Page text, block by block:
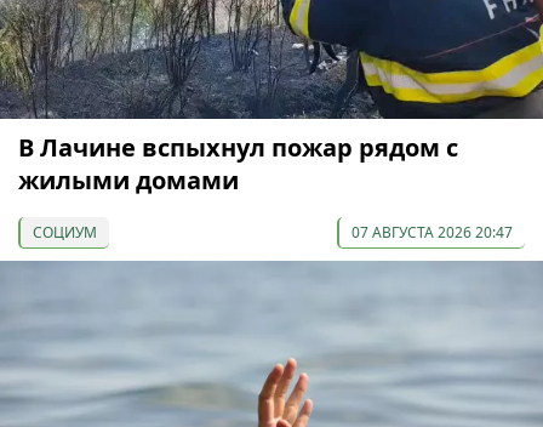
В Лачине вспыхнул пожар рядом с
жилыми домами
СОЦИУМ 07 АВГУСТА 2026 20:47